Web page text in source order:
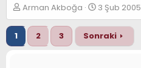
K
o
n
u
y
Arman Akboğa
B
a
ş
l
a
3 Şub 2005
1 2 3 Sonraki